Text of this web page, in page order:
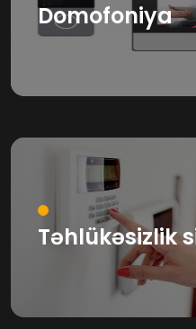
Domofoniya
Təhlükəsizlik